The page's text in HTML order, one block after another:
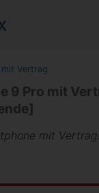
Vertrag
9 Pro mit
mit